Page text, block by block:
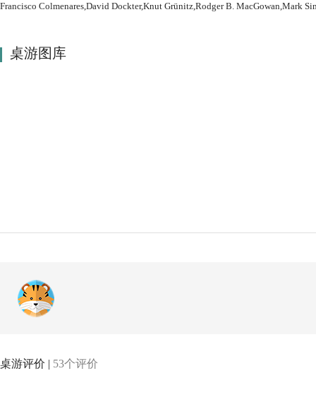
Francisco Colmenares,David Dockter,Knut Grünitz,Rodger B. MacGowan,Mark
桌游图库
桌游评价 | 53个评价